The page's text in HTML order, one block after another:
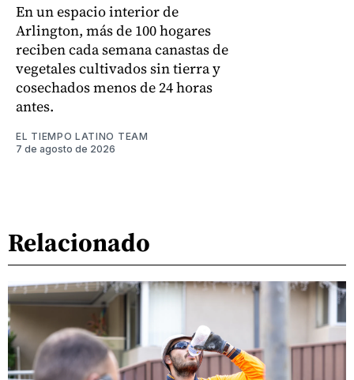
En un espacio interior de
Arlington, más de 100 hogares
reciben cada semana canastas de
vegetales cultivados sin tierra y
cosechados menos de 24 horas
antes.
EL TIEMPO LATINO TEAM
7 de agosto de 2026
Relacionado